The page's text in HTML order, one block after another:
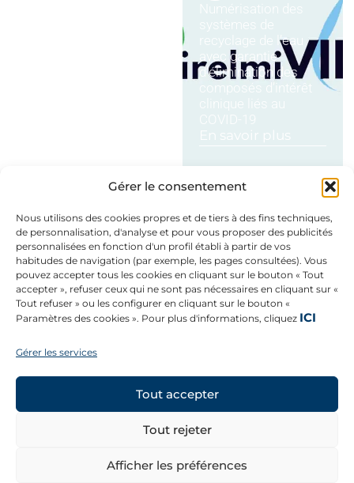
Gérer le consentement
Nous utilisons des cookies propres et de tiers à des fins techniques,
de personnalisation, d'analyse et pour vous proposer des publicités
personnalisées en fonction d'un profil établi à partir de vos
habitudes de navigation (par exemple, les pages consultées). Vous
pouvez accepter tous les cookies en cliquant sur le bouton « Tout
accepter », refuser ceux qui ne sont pas nécessaires en cliquant sur «
Tout refuser » ou les configurer en cliquant sur le bouton «
Paramètres des cookies ». Pour plus d'informations, cliquez ICI
Gérer les services
Tout accepter
Tout rejeter
Afficher les préférences
Numérisation des
systèmes de
recyclage de l’eau
avec garantie
d’élimination des
composés d’intérêt
clinique liés au
COVID-19
En savoir plus
CONTACT
Canal éthique
Politique de
confidentialité
SUIVEZ-NOUS